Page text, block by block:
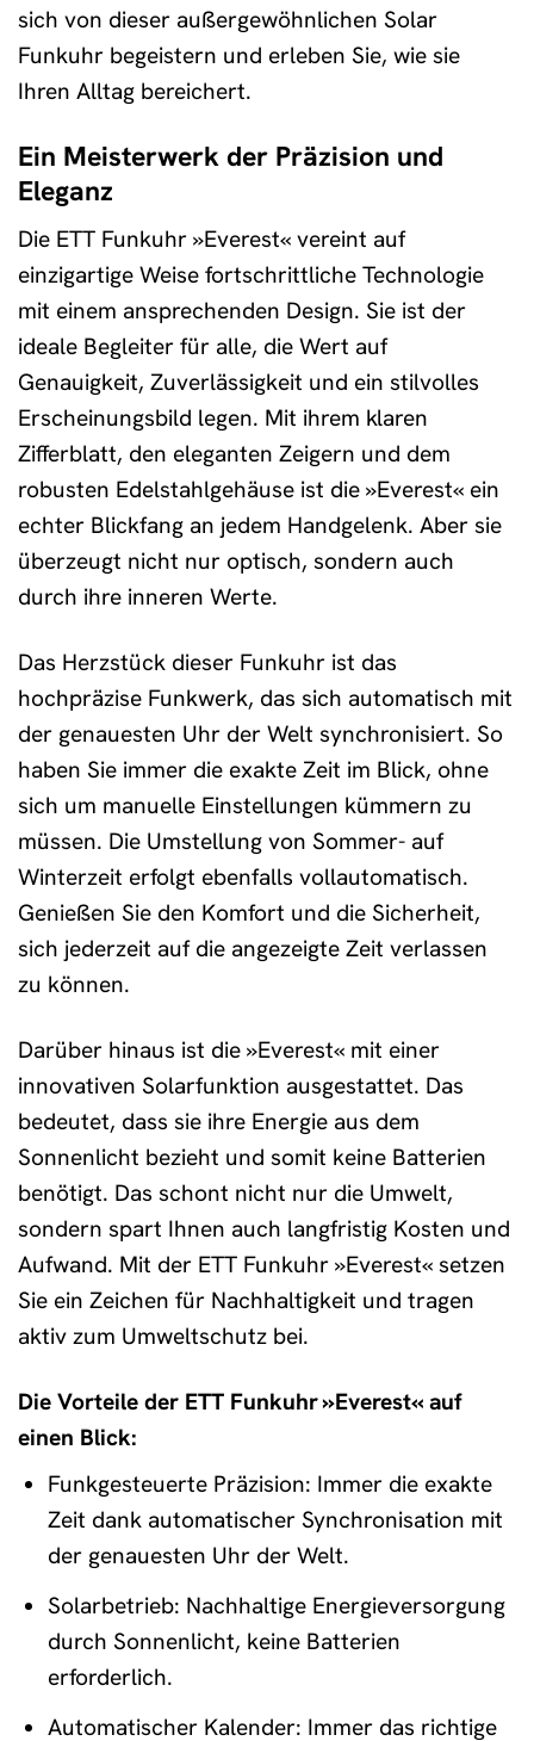
sich von dieser außergewöhnlichen Solar
Funkuhr begeistern und erleben Sie, wie sie
Ihren Alltag bereichert.
Ein Meisterwerk der Präzision und
Eleganz
Die ETT Funkuhr »Everest« vereint auf
einzigartige Weise fortschrittliche Technologie
mit einem ansprechenden Design. Sie ist der
ideale Begleiter für alle, die Wert auf
Genauigkeit, Zuverlässigkeit und ein stilvolles
Erscheinungsbild legen. Mit ihrem klaren
Zifferblatt, den eleganten Zeigern und dem
robusten Edelstahlgehäuse ist die »Everest« ein
echter Blickfang an jedem Handgelenk. Aber sie
überzeugt nicht nur optisch, sondern auch
durch ihre inneren Werte.
Das Herzstück dieser Funkuhr ist das
hochpräzise Funkwerk, das sich automatisch mit
der genauesten Uhr der Welt synchronisiert. So
haben Sie immer die exakte Zeit im Blick, ohne
sich um manuelle Einstellungen kümmern zu
müssen. Die Umstellung von Sommer- auf
Winterzeit erfolgt ebenfalls vollautomatisch.
Genießen Sie den Komfort und die Sicherheit,
sich jederzeit auf die angezeigte Zeit verlassen
zu können.
Darüber hinaus ist die »Everest« mit einer
innovativen Solarfunktion ausgestattet. Das
bedeutet, dass sie ihre Energie aus dem
Sonnenlicht bezieht und somit keine Batterien
benötigt. Das schont nicht nur die Umwelt,
sondern spart Ihnen auch langfristig Kosten und
Aufwand. Mit der ETT Funkuhr »Everest« setzen
Sie ein Zeichen für Nachhaltigkeit und tragen
aktiv zum Umweltschutz bei.
Die Vorteile der ETT Funkuhr »Everest« auf
einen Blick:
Funkgesteuerte Präzision: Immer die exakte
Zeit dank automatischer Synchronisation mit
der genauesten Uhr der Welt.
Solarbetrieb: Nachhaltige Energieversorgung
durch Sonnenlicht, keine Batterien
erforderlich.
Automatischer Kalender: Immer das richtige